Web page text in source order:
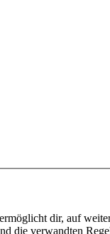
dir, auf
die verwandten